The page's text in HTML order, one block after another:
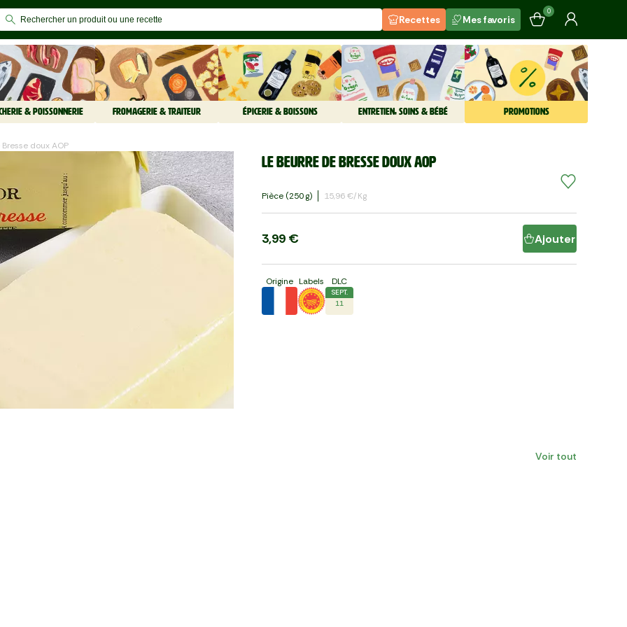
Recettes Mes favoris
0
& POISSONNERIE FROMAGERIE & TRAITEUR ÉPICERIE & BOISSONS ENTRETIEN, SOINS & BÉBÉ PROMOTIONS
Bresse doux AOP
Le Beurre de Bresse doux AOP
Pièce (250 G) 15,96 €/kg
3,99 € Ajouter
Origine Labels DLC
SEPT.
11
Voir tout